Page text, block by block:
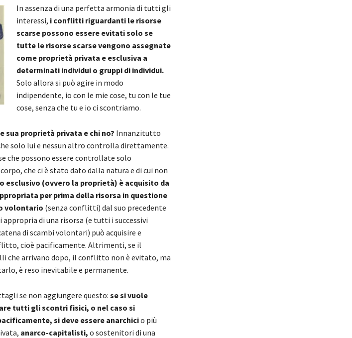
In assenza di una perfetta armonia di tutti gli
interessi, i conflitti riguardanti le risorse
scarse possono essere evitati solo se
tutte le risorse scarse vengono assegnate
come proprietà privata e esclusiva a
determinati individui o gruppi di individui.
Solo allora si può agire in modo
indipendente, io con le mie cose, tu con le tue
cose, senza che tu e io ci scontriamo.
sua proprietà privata e chi no? Innanzitutto
solo lui e nessun altro controlla direttamente.
che possono essere controllate solo
che ci è stato dato dalla natura e di cui non
esclusivo (ovvero la proprietà) è acquisito da
per prima della risorsa in questione
volontario (senza conflitti) dal suo precedente
di una risorsa (e tutti i successivi
di scambi volontari) può acquisire e
cioè pacificamente. Altrimenti, se il
che arrivano dopo, il conflitto non è evitato, ma
è reso inevitabile e permanente.
se non aggiungere questo: se si vuole
tutti gli scontri fisici, o nel caso si
si deve essere anarchicio più
anarco-capitalisti, o sostenitori di una